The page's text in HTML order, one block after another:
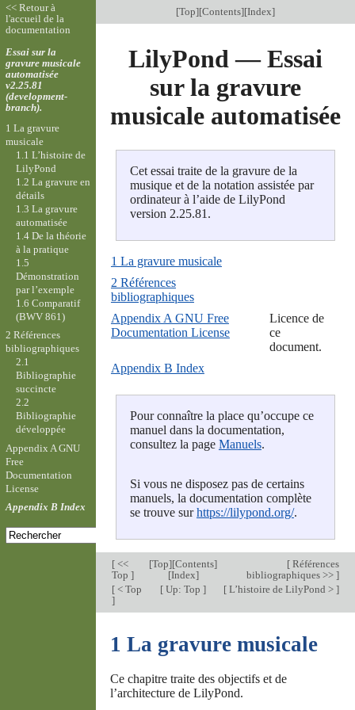
[Top][Contents][Index]
LilyPond — Essai
sur la gravure
musicale automatisée
Cet essai traite de la gravure de la
musique et de la notation assistée par
ordinateur à l’aide de LilyPond
version 2.25.81.
1 La gravure musicale
2 Références
bibliographiques
Appendix A GNU Free
Documentation License
Licence de
ce
document.
Appendix B Index
Pour connaître la place qu’occupe ce
manuel dans la documentation,
consultez la page Manuels.
Si vous ne disposez pas de certains
manuels, la documentation complète
se trouve surhttps://lilypond.org/.
[<<
Top ]
[Top][Contents]
[Index]
[Références
bibliographiques >> ]
[< Top
]
[ Up: Top] [L’histoire de LilyPond > ]
1 La gravure musicale
Ce chapitre traite des objectifs et de
l’architecture de LilyPond.
<< Retour à
l'accueil de la
documentation
Essai sur la
gravure musicale
automatisée
v2.25.81
(development-
branch).
1 La gravure
musicale
1.1 L’histoire de
LilyPond
1.2 La gravure en
détails
1.3 La gravure
automatisée
1.4 De la théorie
à la pratique
1.5
Démonstration
par l’exemple
1.6 Comparatif
(BWV 861)
2 Références
bibliographiques
2.1
Bibliographie
succincte
2.2
Bibliographie
développée
Appendix A GNU
Free
Documentation
License
Appendix B Index